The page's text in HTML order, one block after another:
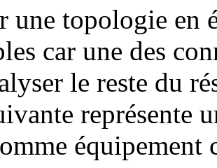
une topologie en
car une des
le reste du
représente
équipement